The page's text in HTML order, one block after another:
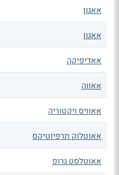
אאגון
אאגון
אאדיפיקה
אאווה
אאוויס ויקטוריה
אאוטלוק תרפיוטיקס
אאוטלסט גרופ